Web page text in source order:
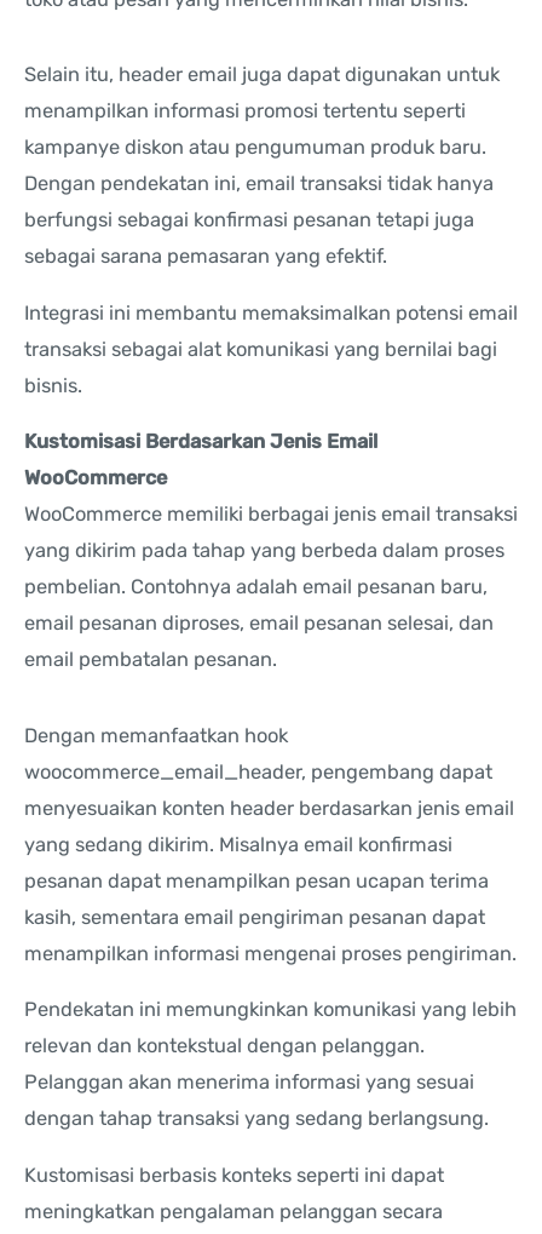
Selain itu, header email juga dapat digunakan untuk
menampilkan informasi promosi tertentu seperti
kampanye diskon atau pengumuman produk baru.
Dengan pendekatan ini, email transaksi tidak hanya
berfungsi sebagai konfirmasi pesanan tetapi juga
sebagai sarana pemasaran yang efektif.
Integrasi ini membantu memaksimalkan potensi email
transaksi sebagai alat komunikasi yang bernilai bagi
bisnis.
Kustomisasi Berdasarkan Jenis Email
WooCommerce
WooCommerce memiliki berbagai jenis email transaksi
yang dikirim pada tahap yang berbeda dalam proses
pembelian. Contohnya adalah email pesanan baru,
email pesanan diproses, email pesanan selesai, dan
email pembatalan pesanan.
Dengan memanfaatkan hook
woocommerce_email_header, pengembang dapat
menyesuaikan konten header berdasarkan jenis email
yang sedang dikirim. Misalnya email konfirmasi
pesanan dapat menampilkan pesan ucapan terima
kasih, sementara email pengiriman pesanan dapat
menampilkan informasi mengenai proses pengiriman.
Pendekatan ini memungkinkan komunikasi yang lebih
relevan dan kontekstual dengan pelanggan.
Pelanggan akan menerima informasi yang sesuai
dengan tahap transaksi yang sedang berlangsung.
Kustomisasi berbasis konteks seperti ini dapat
meningkatkan pengalaman pelanggan secara